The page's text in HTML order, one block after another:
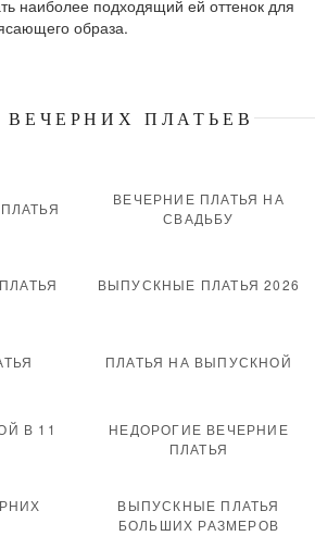
наиболее подходящий ей оттенок для
образа.
ВЕЧЕРНИХ ПЛАТЬЕВ
ВЕЧЕРНИЕ ПЛАТЬЯ НА
СВАДЬБУ
ВЫПУСКНЫЕ ПЛАТЬЯ 2026
ПЛАТЬЯ НА ВЫПУСКНОЙ
В 11
НЕДОРОГИЕ ВЕЧЕРНИЕ
ПЛАТЬЯ
ВЫПУСКНЫЕ ПЛАТЬЯ
БОЛЬШИХ РАЗМЕРОВ